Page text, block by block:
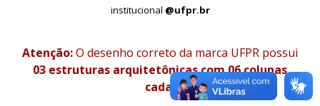
institucional @ufpr.br
Atenção:O desenho correto da marca UFPR possui
03 estruturas arquitetônicas com 06 colunas
cada.